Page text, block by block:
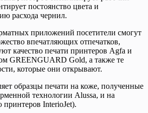
постоянство цвета и
расхода чернил.
приложений посетители смогут
впечатляющих отпечатков,
качество печати принтеров Agfa и
GREENGUARD Gold, а также те
которые они открывают.
образцы печати на коже, полученные
технологии Alussa, и на
InterioJet).